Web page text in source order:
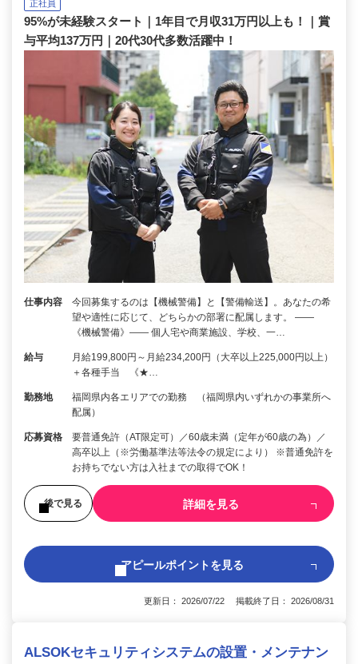
正社員
95%が未経験スタート｜1年目で月収31万円以上も！｜賞
与平均137万円｜20代30代多数活躍中！
仕事内容
今回募集するのは【機械警備】と【警備輸送】。あなたの希
望や適性に応じて、どちらかの部署に配属します。 ――
《機械警備》―― 個人宅や商業施設、学校、一…
給与
月給199,800円～月給234,200円（大卒以上225,000円以上）
＋各種手当 《★…
勤務地
福岡県内各エリアでの勤務 （福岡県内いずれかの事業所へ
配属）
応募資格
要普通免許（AT限定可）／60歳未満（定年が60歳の為）／
高卒以上（※労働基準法等法令の規定により） ※普通免許を
お持ちでない方は入社までの取得でOK！
後で見る 詳細を見る
アピールポイントを見る
更新日： 2026/07/22 掲載終了日： 2026/08/31
ALSOKセキュリティシステムの設置・メンテナン